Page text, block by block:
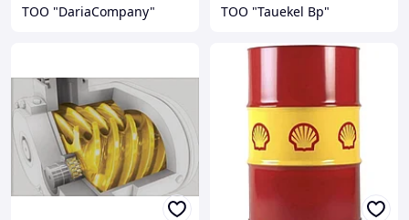
TOO "DariaCompany" ТОО "Tauekel Bp"